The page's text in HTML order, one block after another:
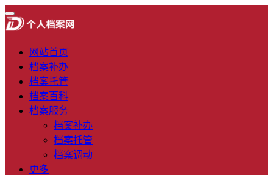
网站首页
档案补办
档案托管
档案百科
档案服务
档案补办
档案托管
档案调动
更多